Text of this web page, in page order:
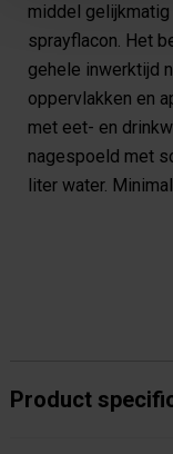
middel
sprayflacon. Het
gehele inwerktijd
oppervlakken en
met eet- en
nagespoeld met
liter water.
Product